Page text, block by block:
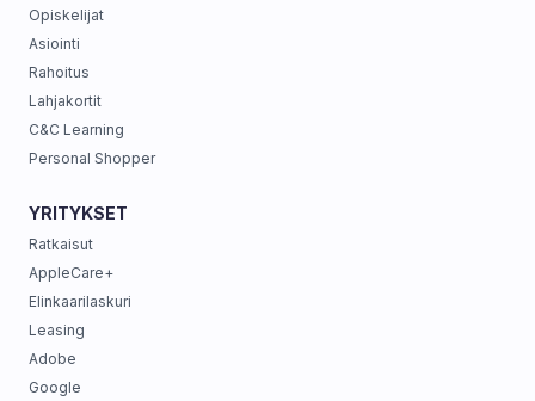
Opiskelijat
Asiointi
Rahoitus
Lahjakortit
C&C Learning
Personal Shopper
YRITYKSET
Ratkaisut
AppleCare+
Elinkaarilaskuri
Leasing
Adobe
Google